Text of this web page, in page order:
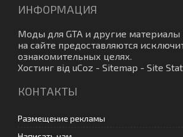
ИНФОРМАЦИЯ
Моды для GTA и другие
на сайте предоставляются
ознакомительных целях.
Хостинг від uCoz - Sitemap - Site
КОНТАКТЫ
Размещение рекламы